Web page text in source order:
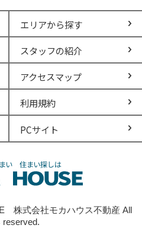
エリアから探す
スタッフの紹介
アクセスマップ
利用規約
PCサイト
株式会社モカハウス不動産 All
reserved.